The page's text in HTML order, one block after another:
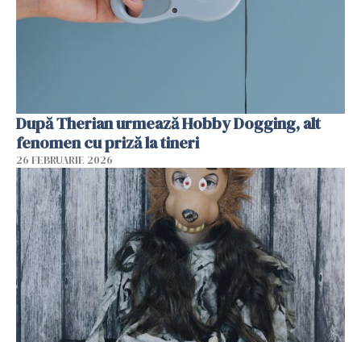
După Therian urmează Hobby Dogging, alt
fenomen cu priză la tineri
26 FEBRUARIE 2026